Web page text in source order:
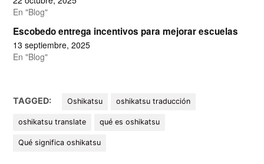
En "Blog"
Escobedo entrega incentivos para mejorar escuelas
13 septiembre, 2025
En "Blog"
TAGGED: Oshikatsu oshikatsu traducción
oshikatsu translate qué es oshikatsu
Qué significa oshikatsu